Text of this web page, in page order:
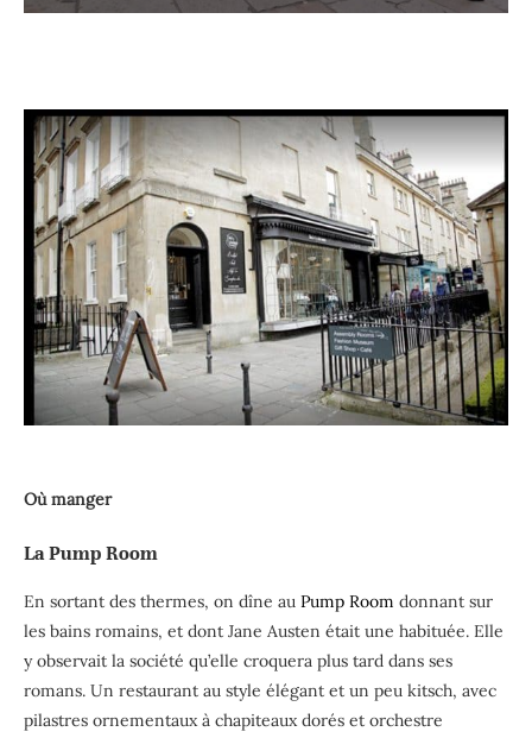
Où manger
La Pump Room
En sortant des thermes, on dîne au Pump Room donnant sur
les bains romains, et dont Jane Austen était une habituée. Elle
y observait la société qu’elle croquera plus tard dans ses
romans. Un restaurant au style élégant et un peu kitsch, avec
pilastres ornementaux à chapiteaux dorés et orchestre